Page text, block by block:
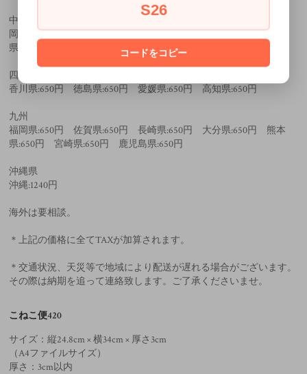
中国
岡山県:550円 広島県:550円 鳥取県:550円 島根県:550円 山口
県:550円
四国
香川県:650円 徳島県:650円 愛媛県:650円 高知県:650円
九州
福岡県:650円 佐賀県:650円 長崎県:650円 大分県:650円 熊本
県:650円 宮崎県:650円 鹿児島県:650円
沖縄県
沖縄:1240円
海外は要相談。
＊上記の価格に全てTAXが加算されます。
＊交通状況、天災等で地域により配送が遅れる場合がございます。
その際は納期を追って連絡致します。ご了承くださいませ。
こねこ便420
サイズ：縦24.8cm × 横34cm × 厚さ3cm
（A4ファイルサイズ）
厚さ：3cm以内
S26
コードをコピー